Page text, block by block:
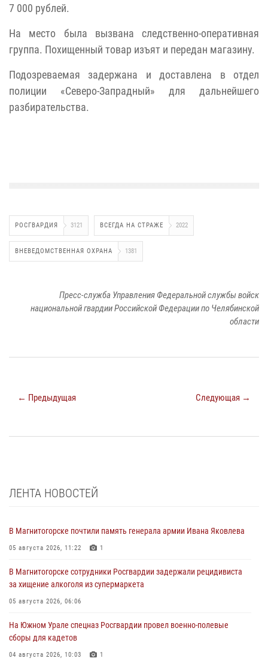
7 000 рублей.
На место была вызвана следственно-оперативная
группа. Похищенный товар изъят и передан магазину.
Подозреваемая задержана и доставлена в отдел
полиции «Северо-Запрадный» для дальнейшего
разбирательства.
РОСГВАРДИЯ 3121 ВСЕГДА НА СТРАЖЕ 2022
ВНЕВЕДОМСТВЕННАЯ ОХРАНА 1381
Пресс-служба Управления Федеральной службы войск
национальной гвардии Российской Федерации по Челябинской
области
← Предыдущая Следующая →
ЛЕНТА НОВОСТЕЙ
В Магнитогорске почтили память генерала армии Ивана Яковлева
05 августа 2026, 11:22 1
В Магнитогорске сотрудники Росгвардии задержали рецидивиста
за хищение алкоголя из супермаркета
05 августа 2026, 06:06
На Южном Урале спецназ Росгвардии провел военно-полевые
сборы для кадетов
04 августа 2026, 10:03 1